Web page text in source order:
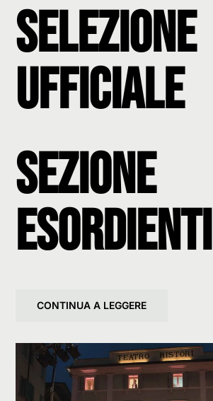
Selezione
Ufficiale
Sezione
Esordienti
CONTINUA A LEGGERE